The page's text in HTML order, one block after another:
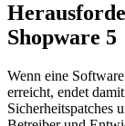
Shopware 5
Wenn eine
erreicht, endet
Sicherheitspatches